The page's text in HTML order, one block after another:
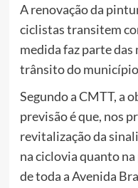
A renovação da
ciclistas transitem
medida faz parte
trânsito do
Segundo a CMTT, a
previsão é que, nos
revitalização da
na ciclovia quanto
de toda a Avenida